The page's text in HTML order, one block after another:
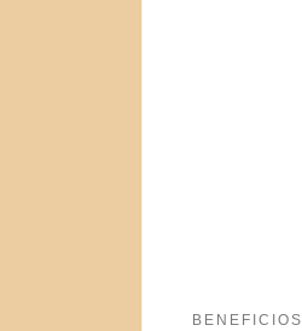
BENEFICIOS